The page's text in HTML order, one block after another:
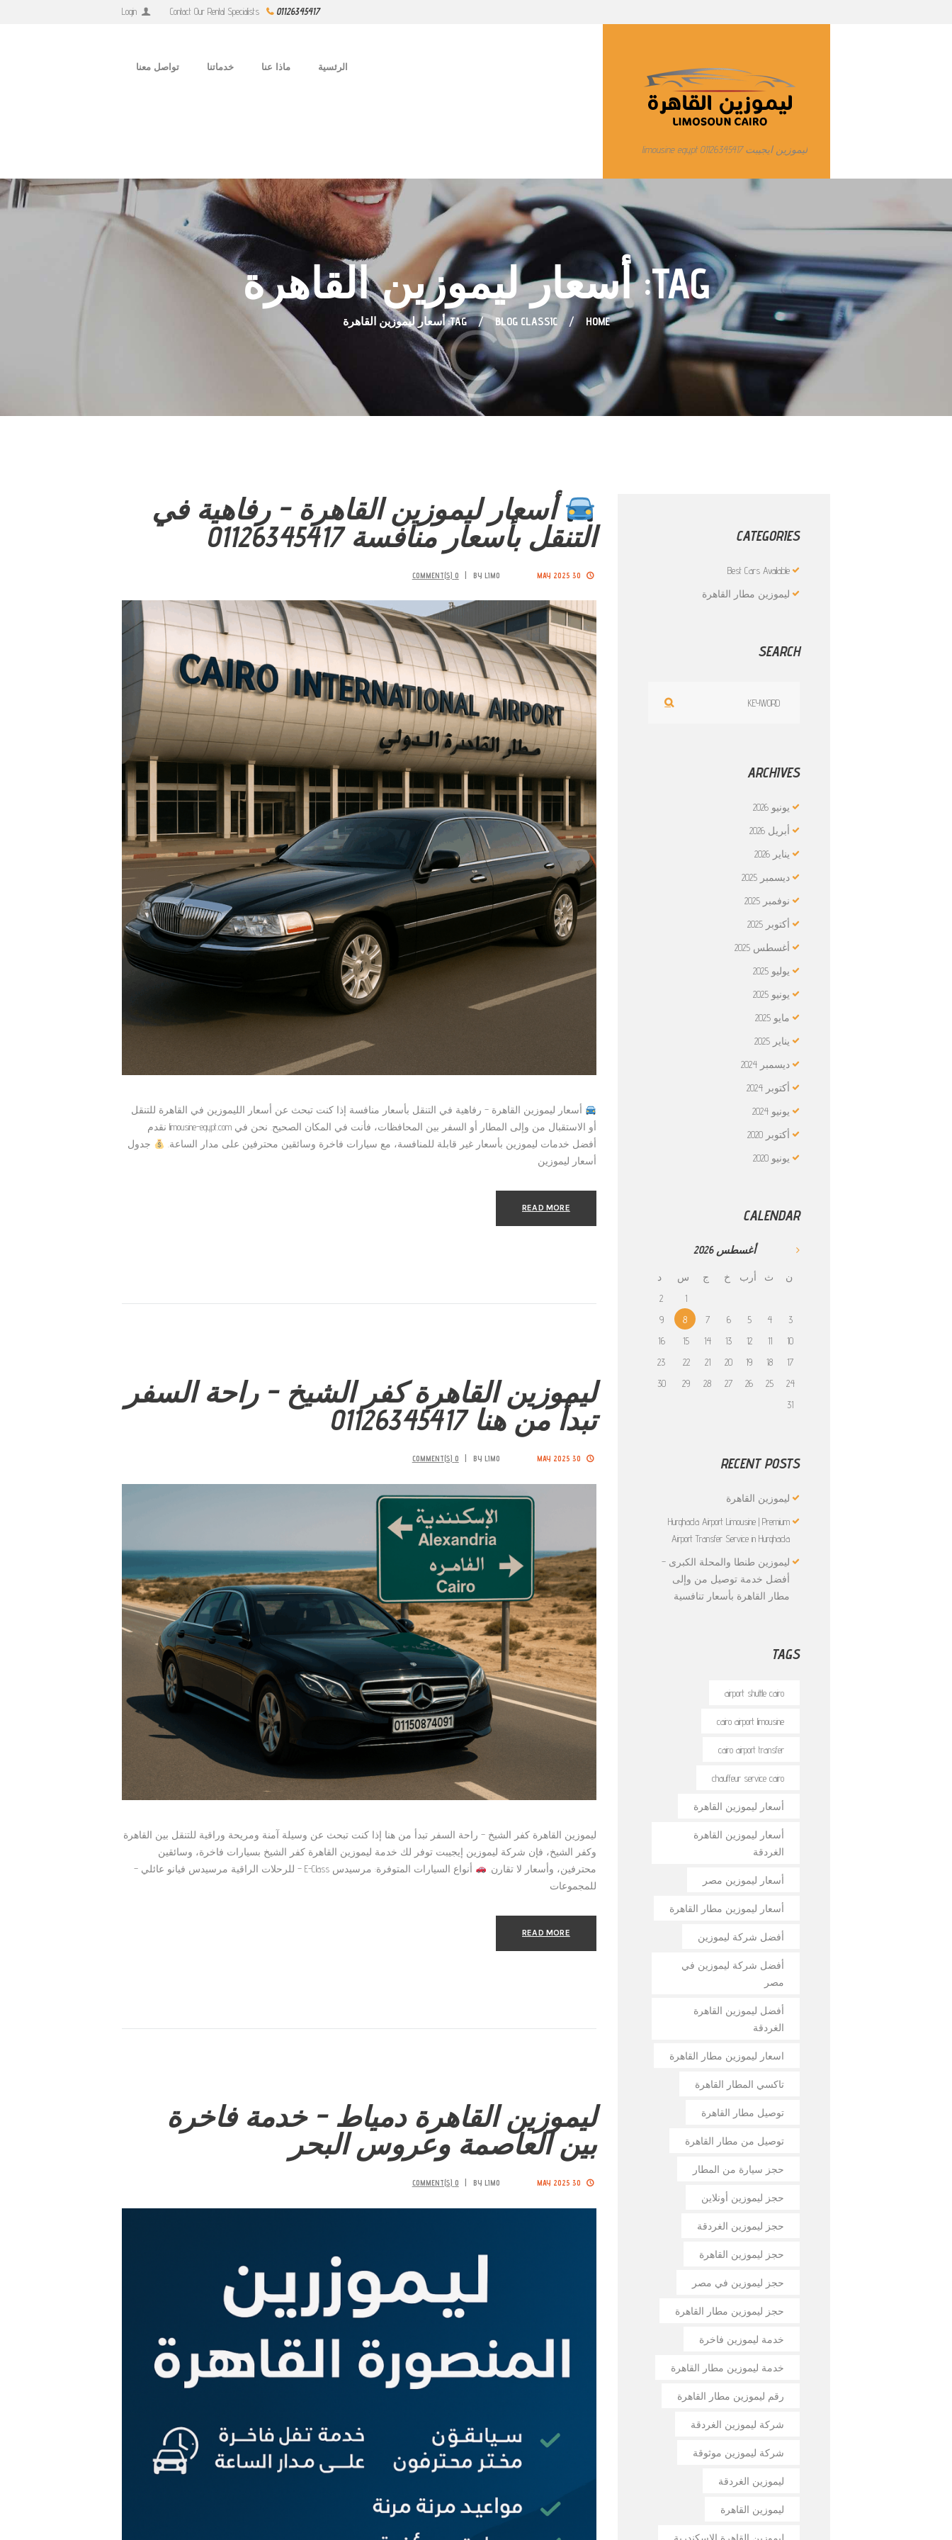
Login Contact Our Rental Specialists 01126345417
ليموزين ايجيبت limousine egypt 01126345417
الرئسية ماذا عنا خدماتنا تواصل معنا
TAG: أسعار ليموزين القاهرة
HOME
BLOG CLASSIC TAG: أسعار ليموزين القاهرة
أسعار ليموزين القاهرة – رفاهية في
التنقل بأسعار منافسة 01126345417
30 MAY 2025
BY LIMO
0
أسعار ليموزين القاهرة – رفاهية في التنقل بأسعار منافسة إذا كنت تبحث عن أسعار الليموزين في القاهرة للتنقل
أو الاستقبال من وإلى المطار أو السفر بين المحافظات، فأنت في المكان الصحيح. نحن في limousine-egypt.com نقدم
أفضل خدمات ليموزين بأسعار غير قابلة للمنافسة، مع سيارات فاخرة وسائقين محترفين على مدار الساعة.
جدول
أسعار ليموزين
READ MORE
ليموزين القاهرة كفر الشيخ – راحة السفر
تبدأ من هنا 01126345417
30 MAY 2025
BY LIMO
0
ليموزين القاهرة كفر الشيخ – راحة السفر تبدأ من هنا إذا كنت تبحث عن وسيلة آمنة ومريحة وراقية للتنقل بين القاهرة
وكفر الشيخ، فإن شركة ليموزين إيجيبت توفر لك خدمة ليموزين القاهرة كفر الشيخ بسيارات فاخرة، وسائقين
محترفين، وأسعار لا تقارن.
أنواع السيارات المتوفرة: مرسيدس E-Class – للرحلات الراقية مرسيدس فيانو عائلي –
للمجموعات
READ MORE
ليموزين القاهرة دمياط – خدمة فاخرة
بين العاصمة وعروس البحر
30 MAY 2025
BY LIMO
0
CATEGORIES
Best Cars Available
ليموزين مطار القاهرة
SEARCH
ARCHIVES
يونيو2026
أبريل2026
يناير2026
ديسمبر2025
نوفمبر2025
أكتوبر2025
أغسطس2025
يوليو2025
يونيو2025
مايو2025
يناير2025
ديسمبر2024
أكتوبر2024
يونيو2024
أكتوبر2020
يونيو2020
CALENDAR
أغسطس2026
ن ث أرب خ ج س
د
1
2
3
4
5
6
7
8
9
10
11
12
13
14
15
16
17
18
19
20
21
22
23
24
25
26
27
28
29
30
31
RECENT POSTS
ليموزين القاهرة
Hurghada Airport Limousine | Premium
Airport Transfer Service in Hurghada
ليموزين طنطا والمحلة الكبرى –
أفضل خدمة توصيل من وإلى
مطار القاهرة بأسعار تنافسية
TAGS
airport shuttle cairo
cairo airport limousine
cairo airport transfer
chauffeur service cairo
أسعار ليموزين القاهرة
أسعار ليموزين القاهرة
الغردقة
أسعار ليموزين مصر
أسعار ليموزين مطار القاهرة
أفضل شركة ليموزين
أفضل شركة ليموزين في
مصر
أفضل ليموزين القاهرة
الغردقة
اسعار ليموزين مطار القاهرة
تاكسي المطار القاهرة
توصيل مطار القاهرة
توصيل من مطار القاهرة
حجز سيارة من المطار
حجز ليموزين أونلاين
حجز ليموزين الغردقة
حجز ليموزين القاهرة
حجز ليموزين في مصر
حجز ليموزين مطار القاهرة
خدمة ليموزين فاخرة
خدمة ليموزين مطار القاهرة
رقم ليموزين مطار القاهرة
شركة ليموزين الغردقة
شركة ليموزين موثوقة
ليموزين الغردقة
ليموزين القاهرة
ليموزين القاهرة الإسكندرية